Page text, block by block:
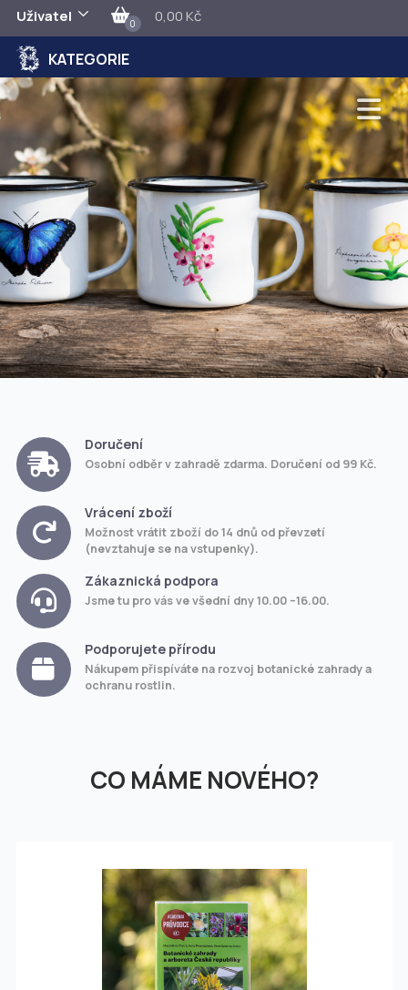
Uživatel 0 0,00 Kč
KATEGORIE
Doručení
Osobní odběr v zahradě zdarma. Doručení od 99 Kč.
Vrácení zboží
Možnost vrátit zboží do 14 dnů od převzetí
(nevztahuje se na vstupenky).
Zákaznická podpora
Jsme tu pro vás ve všední dny 10.00 –16.00.
Podporujete přírodu
Nákupem přispíváte na rozvoj botanické zahrady a
ochranu rostlin.
CO MÁME NOVÉHO?